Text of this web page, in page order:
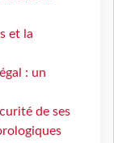
et la
: un
de ses